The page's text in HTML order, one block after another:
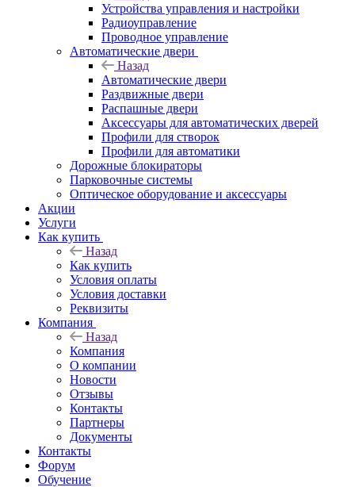
Устройства управления и настройки
Радиоуправление
Проводное управление
Автоматические двери
Назад
Автоматические двери
Раздвижные двери
Распашные двери
Аксессуары для автоматических дверей
Профили для створок
Профили для автоматики
Дорожные блокираторы
Парковочные системы
Оптическое оборудование и аксессуары
Акции
Услуги
Как купить
Назад
Как купить
Условия оплаты
Условия доставки
Реквизиты
Компания
Назад
Компания
О компании
Новости
Отзывы
Контакты
Партнеры
Документы
Контакты
Форум
Обучение